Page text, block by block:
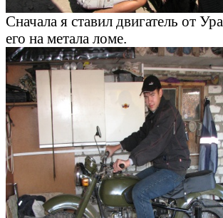
Сначала я ставил двигатель от
его на метала ломе.